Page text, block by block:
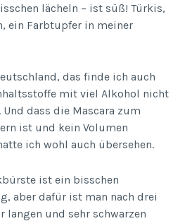
lächeln – ist süß! Türkis,
ein Farbtupfer in meiner
das finde ich auch
mit viel Alkohol nicht
dass die Mascara zum
ist und kein Volumen
ich wohl auch übersehen.
ist ein bisschen
aber dafür ist man nach drei
langen und sehr schwarzen